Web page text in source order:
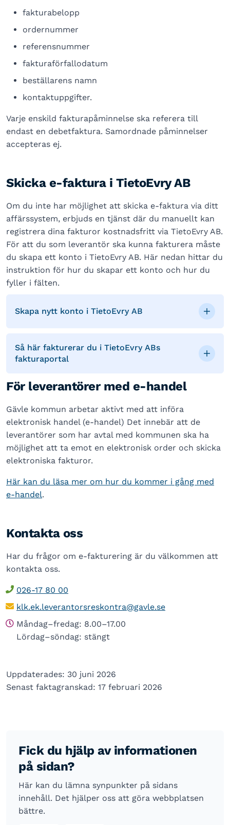
fakturabelopp
ordernummer
referensnummer
fakturaförfallodatum
beställarens namn
kontaktuppgifter.
Varje enskild fakturapåminnelse ska referera till
endast en debetfaktura. Samordnade påminnelser
accepteras ej.
Skicka e-faktura i TietoEvry AB
Om du inte har möjlighet att skicka e-faktura via ditt
affärssystem, erbjuds en tjänst där du manuellt kan
registrera dina fakturor kostnadsfritt via TietoEvry AB.
För att du som leverantör ska kunna fakturera måste
du skapa ett konto i TietoEvry AB. Här nedan hittar du
instruktion för hur du skapar ett konto och hur du
fyller i fälten.
Skapa nytt konto i TietoEvry AB
Så här fakturerar du i TietoEvry ABs
fakturaportal
För leverantörer med e-handel
Gävle kommun arbetar aktivt med att införa
elektronisk handel (e-handel) Det innebär att de
leverantörer som har avtal med kommunen ska ha
möjlighet att ta emot en elektronisk order och skicka
elektroniska fakturor.
Här kan du läsa mer om hur du kommer i gång med
e-handel.
Kontakta oss
Har du frågor om e-fakturering är du välkommen att
kontakta oss.
026-17 80 00
klk.ek.leverantorsreskontra@gavle.se
Måndag–fredag: 8.00–17.00
Lördag–söndag: stängt
Uppdaterades: 30 juni 2026
Senast faktagranskad: 17 februari 2026
Fick du hjälp av informationen
på sidan?
Här kan du lämna synpunkter på sidans
innehåll. Det hjälper oss att göra webbplatsen
bättre.